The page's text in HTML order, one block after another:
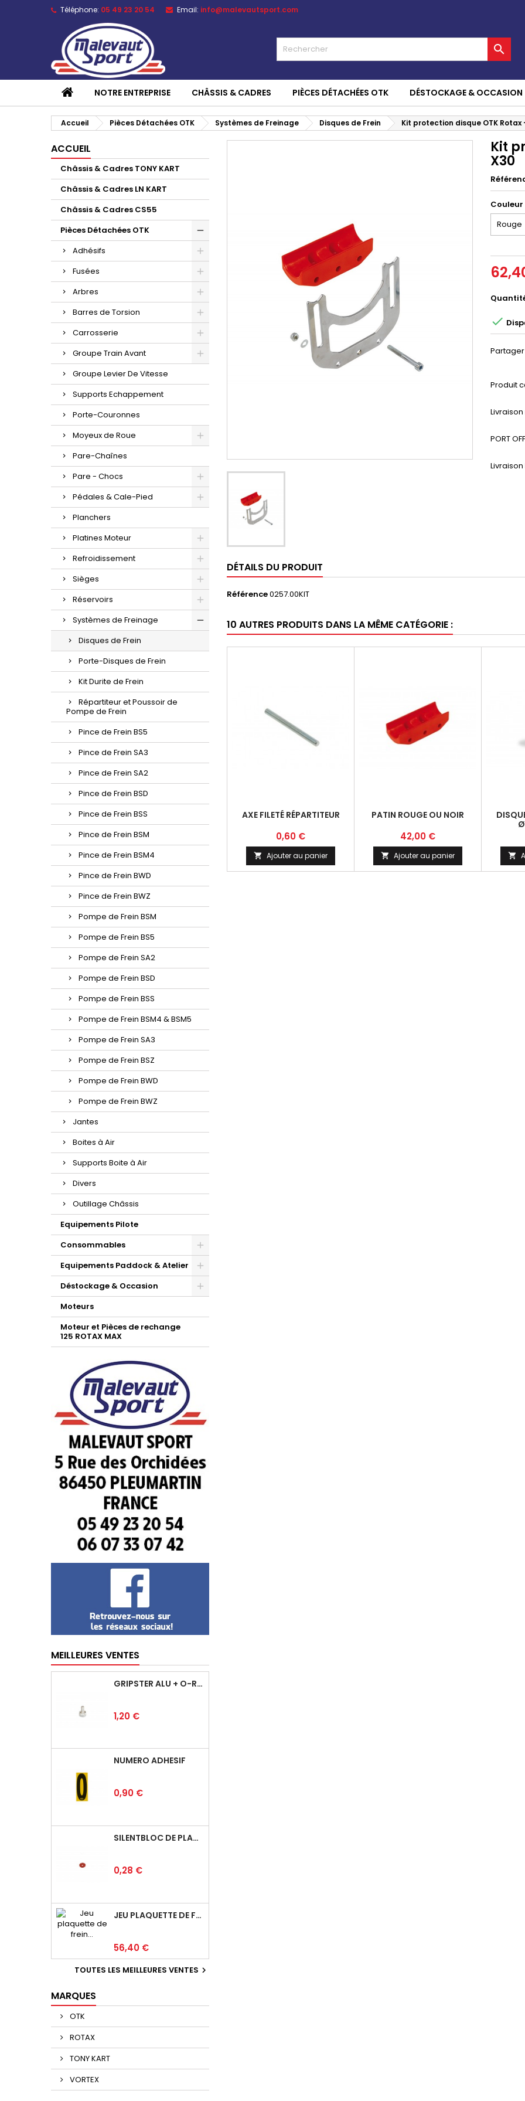
Téléphone: 05 49 23 20 54 Email: info@malevautsport.com

NOTRE ENTREPRISE CHÂSSIS & CADRES PIÈCES DÉTACHÉES OTK DÉSTOCKAGE & OCCASION
Accueil Pièces Détachées OTK Systèmes de Freinage Disques de Frein Kit protection disque OTK Rotax
ACCUEIL
Châssis & Cadres TONY KART
Châssis & Cadres LN KART
Châssis & Cadres CS55
Pièces Détachées OTK
Adhésifs
Fusées
Arbres
Barres de Torsion
Carrosserie
Groupe Train Avant
Groupe Levier De Vitesse
Supports Echappement
Porte-Couronnes
Moyeux de Roue
Pare-Chaînes
Pare - Chocs
Pédales & Cale-Pied
Planchers
Platines Moteur
Refroidissement
Sièges
Réservoirs
Systèmes de Freinage
Disques de Frein
Porte-Disques de Frein
Kit Durite de Frein
Répartiteur et Poussoir de
Pompe de Frein
Pince de Frein BS5
Pince de Frein SA3
Pince de Frein SA2
Pince de Frein BSD
Pince de Frein BSS
Pince de Frein BSM
Pince de Frein BSM4
Pince de Frein BWD
Pince de Frein BWZ
Pompe de Frein BSM
Pompe de Frein BS5
Pompe de Frein SA2
Pompe de Frein BSD
Pompe de Frein BSS
Pompe de Frein BSM4 & BSM5
Pompe de Frein SA3
Pompe de Frein BSZ
Pompe de Frein BWD
Pompe de Frein BWZ
Jantes
Boites à Air
Supports Boite à Air
Divers
Outillage Châssis
Equipements Pilote
Consommables
Equipements Paddock & Atelier
Déstockage & Occasion
Moteurs
Moteur et Pièces de rechange
125 ROTAX MAX
MEILLEURES VENTES
GRIPSTER ALU + O-RING
Prix
1,20 €
NUMÉRO ADHÉSIF
Prix
0,90 €
SILENTBLOC DE PLANCHER
Prix
0,28 €
JEU PLAQUETTE DE FREIN ARRIÈRE BSD
Prix
56,40 €
TOUTES LES MEILLEURES VENTES 
MARQUES
OTK
ROTAX
TONY KART
VORTEX
Kit
X30
Couleur

Partager
Produit
PORT
DÉTAILS DU PRODUIT
Référence0257.00KIT
10 AUTRES PRODUITS DANS LA MÊME CATÉGORIE :
AXE FILETÉ RÉPARTITEUR
Prix
0,60 €
 Ajouter au panier
PATIN ROUGE OU NOIR
Prix
42,00 €
 Ajouter au panier 